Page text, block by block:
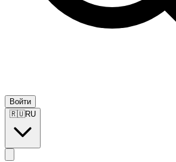
Войти
🇷🇺RU